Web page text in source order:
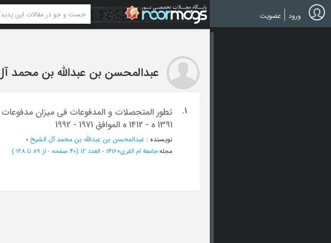
Skip
to
main
ورود عضویت
عبدالمحسن بن عبدالله بن محمد
1.
تطور المتحصلات و المدفوعات فی میزان مدفوعات
1391 ه - 1412 ه الموافق 1971 - 1992
نویسنده : عبدالمحسن بن عبدالله بن محمد آل الشیخ ؛
مجله:جامعة ام القری»1416 - العدد 12 (‎40 صفحه - از 89 تا 128 )